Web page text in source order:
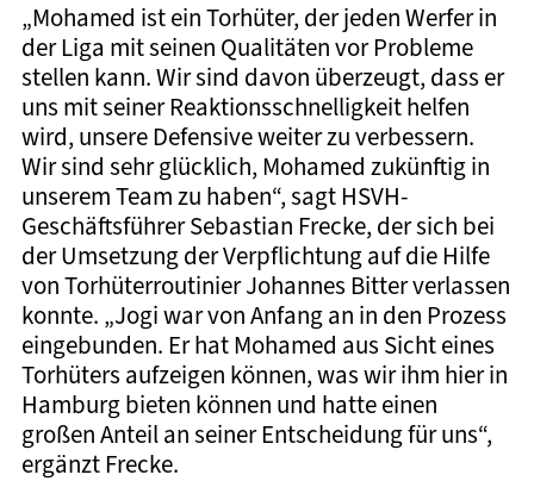
„Mohamed ist ein Torhüter, der jeden Werfer in
der Liga mit seinen Qualitäten vor Probleme
stellen kann. Wir sind davon überzeugt, dass er
uns mit seiner Reaktionsschnelligkeit helfen
wird, unsere Defensive weiter zu verbessern.
Wir sind sehr glücklich, Mohamed zukünftig in
unserem Team zu haben“, sagt HSVH-
Geschäftsführer Sebastian Frecke, der sich bei
der Umsetzung der Verpflichtung auf die Hilfe
von Torhüterroutinier Johannes Bitter verlassen
konnte. „Jogi war von Anfang an in den Prozess
eingebunden. Er hat Mohamed aus Sicht eines
Torhüters aufzeigen können, was wir ihm hier in
Hamburg bieten können und hatte einen
großen Anteil an seiner Entscheidung für uns“,
ergänzt Frecke.